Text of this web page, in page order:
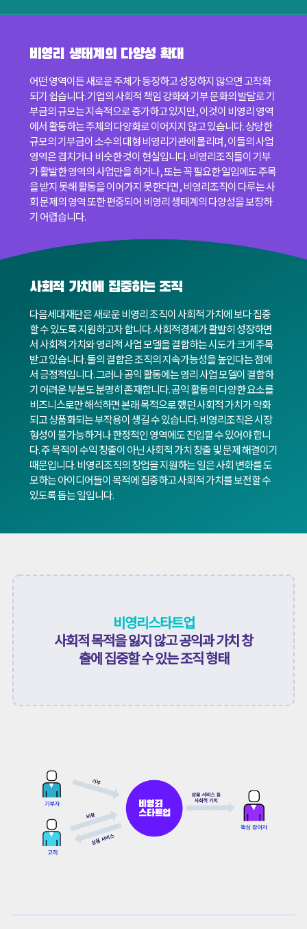
비영리 생태계의 다양성 확대
어떤 영역이든 새로운 주체가 등장하고 성장하지 않으면 고착화
되기 쉽습니다. 기업의 사회적 책임 강화와 기부 문화의 발달로 기
부금의 규모는 지속적으로 증가하고 있지만, 이것이 비영리 영역
에서 활동하는 주체의 다양화로 이어지지 않고 있습니다. 상당한
규모의 기부금이 소수의 대형 비영리기관에 몰리며, 이들의 사업
영역은 겹치거나 비슷한 것이 현실입니다. 비영리조직들이 기부
가 활발한 영역의 사업만을 하거나, 또는 꼭 필요한 일임에도 주목
을 받지 못해 활동을 이어가지 못한다면, 비영리조직이 다루는 사
회 문제의 영역 또한 편중되어 비영리 생태계의 다양성을 보장하
기 어렵습니다.
사회적 가치에 집중하는 조직
다음세대재단은 새로운 비영리 조직이 사회적 가치에 보다 집중
할 수 있도록 지원하고자 합니다. 사회적경제가 활발히 성장하면
서 사회적 가치와 영리적 사업 모델을 결합하는 시도가 크게 주목
받고 있습니다. 둘의 결합은 조직의 지속가능성을 높인다는 점에
서 긍정적입니다. 그러나 공익 활동에는 영리 사업 모델이 결합하
기 어려운 부분도 분명히 존재합니다. 공익 활동의 다양한 요소를
비즈니스로만 해석하면 본래 목적으로 했던 사회적 가치가 약화
되고 상품화되는 부작용이 생길 수 있습니다. 비영리조직은 시장
형성이 불가능하거나 한정적인 영역에도 진입할 수 있어야 합니
다. 주 목적이 수익 창출이 아닌 사회적 가치 창출 및 문제 해결이기
때문입니다. 비영리조직의 창업을 지원하는 일은 사회 변화를 도
모하는 아이디어들이 목적에 집중하고 사회적 가치를 보전할 수
있도록 돕는 일입니다.
비영리스타트업
사회적 목적을 잃지 않고 공익과 가치 창
출에 집중할 수 있는 조직 형태